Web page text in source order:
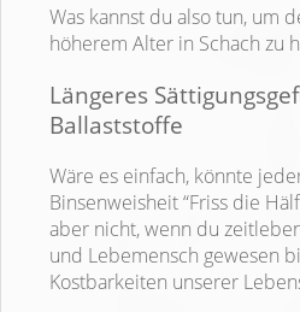
Was kannst du also tun, um
höherem Alter in Schach zu
Längeres
Ballaststoffe
Wäre es einfach, könnte
Binsenweisheit “Friss die
aber nicht, wenn du
und Lebemensch gewesen
Kostbarkeiten unserer